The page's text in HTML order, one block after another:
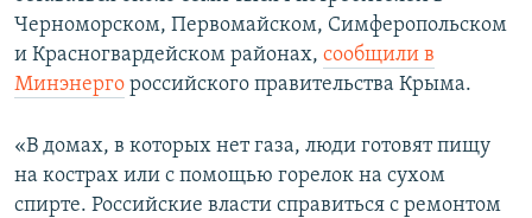
Черноморском, Первомайском, Симферопольском
и Красногвардейском районах, сообщили в
Минэнерго российского правительства Крыма.
«В домах, в которых нет газа, люди готовят пищу
на кострах или с помощью горелок на сухом
спирте. Российские власти справиться с ремонтом